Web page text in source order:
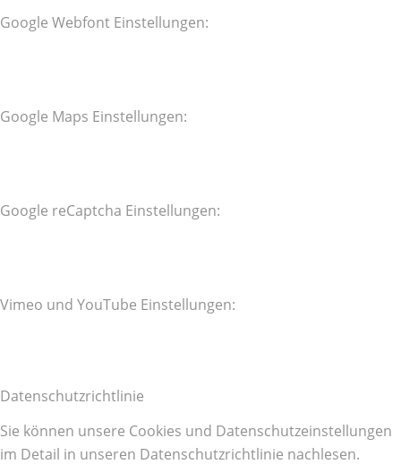
Google Webfont Einstellungen:
Google Maps Einstellungen:
Google reCaptcha Einstellungen:
Vimeo und YouTube Einstellungen:
Datenschutzrichtlinie
Sie können unsere Cookies und Datenschutzeinstellungen
im Detail in unseren Datenschutzrichtlinie nachlesen.